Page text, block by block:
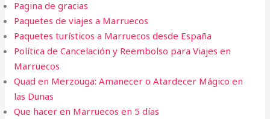
Pagina de gracias
Paquetes de viajes a Marruecos
Paquetes turísticos a Marruecos desde España
Política de Cancelación y Reembolso para Viajes en
Marruecos
Quad en Merzouga: Amanecer o Atardecer Mágico en
las Dunas
Que hacer en Marruecos en 5 días